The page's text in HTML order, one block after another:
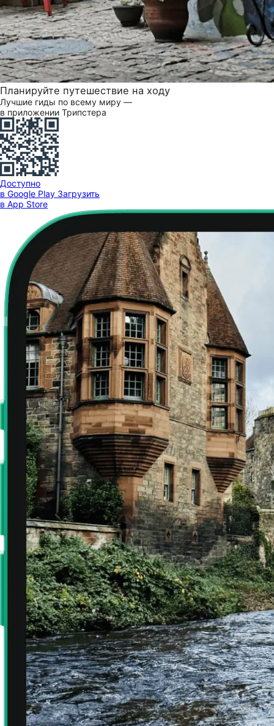
Планируйте путешествие на ходу
Лучшие гиды по всему миру —
в приложении Трипстера
Доступно
в Google Play Загрузить
в App Store